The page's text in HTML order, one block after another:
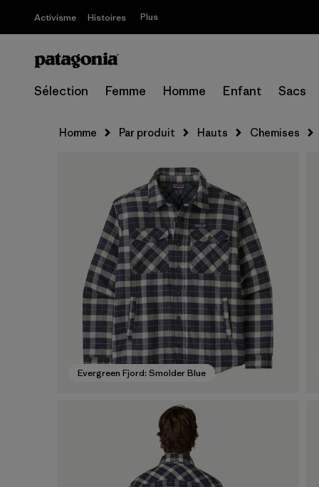
Activisme Histoires Plus
Sélection Femme Homme Enfant Sacs
Homme Par produit Hauts Chemises
Evergreen Fjord: Smolder Blue